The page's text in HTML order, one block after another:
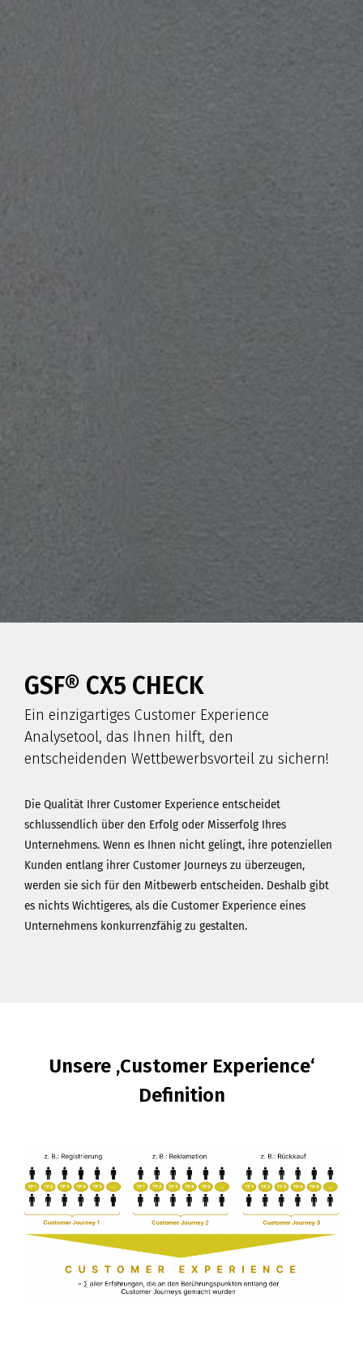
GSF® CX5 CHECK
Ein einzigartiges Customer Experience
Analysetool, das Ihnen hilft, den
entscheidenden Wettbewerbsvorteil zu sichern!
Die Qualität Ihrer Customer Experience entscheidet
schlussendlich über den Erfolg oder Misserfolg Ihres
Unternehmens. Wenn es Ihnen nicht gelingt, ihre potenziellen
Kunden entlang ihrer Customer Journeys zu überzeugen,
werden sie sich für den Mitbewerb entscheiden. Deshalb gibt
es nichts Wichtigeres, als die Customer Experience eines
Unternehmens konkurrenzfähig zu gestalten.
Unsere ‚Customer Experience‘
Definition